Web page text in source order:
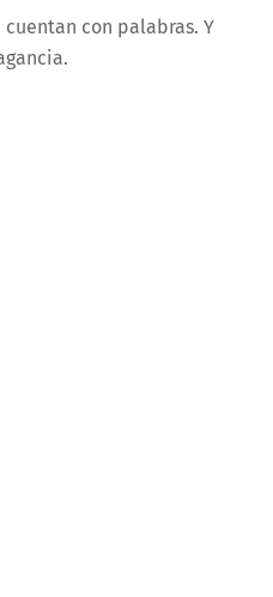
con palabras. Y